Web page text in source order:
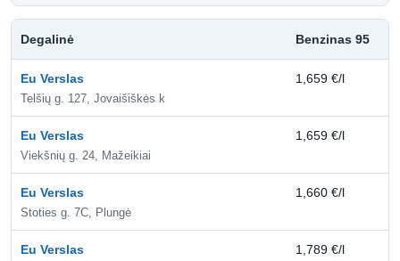
Degalinė Benzinas 95
Eu Verslas
Telšių g. 127, Jovaišiškės k
1,659 €/l
Eu Verslas
Viekšnių g. 24, Mažeikiai
1,659 €/l
Eu Verslas
Stoties g. 7C, Plungė
1,660 €/l
Eu Verslas
1,789 €/l